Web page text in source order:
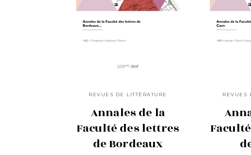
REVUES DE LITTÉRATURE
Annales de la
Faculté des lettres
de Bordeaux
REVUES